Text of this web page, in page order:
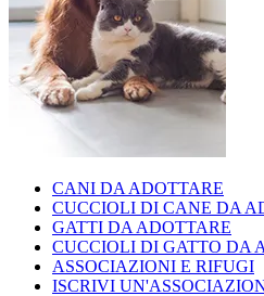
CANI DA ADOTTARE
CUCCIOLI DI CANE DA
GATTI DA ADOTTARE
CUCCIOLI DI GATTO DA
ASSOCIAZIONI E RIFUGI
ISCRIVI